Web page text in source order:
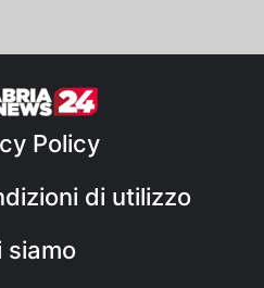
Policy
di utilizzo
siamo